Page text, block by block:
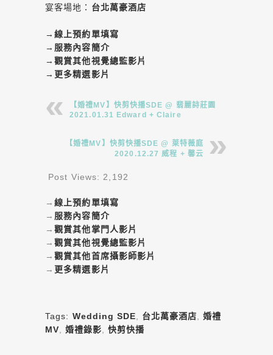
宴客場地： 台北萬豪酒店
→線上預約單填寫
→ 服務內容簡介
→觀賞其他視覺總監影片
→ 更多精選影片
【婚禮MV】快剪快播SDE @ 翡麗詩莊園
2021.01.31 Edward + Claire
【婚禮MV】快剪快播SDE @ 萊特薇庭
2020.12.27 威程 + 馨云
Post Views: 2,192
→線上預約單填寫
→ 服務內容簡介
→觀賞其他掌門人影片
→觀賞其他視覺總監影片
→觀賞其他首席攝影師影片
→ 更多精選影片
Tags: Wedding SDE 台北萬豪酒店 ,婚禮
MV ,婚禮錄影 ,快剪快播